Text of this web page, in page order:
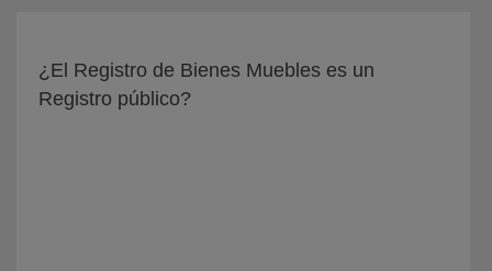
¿El Registro de Bienes Muebles es un
Registro público?